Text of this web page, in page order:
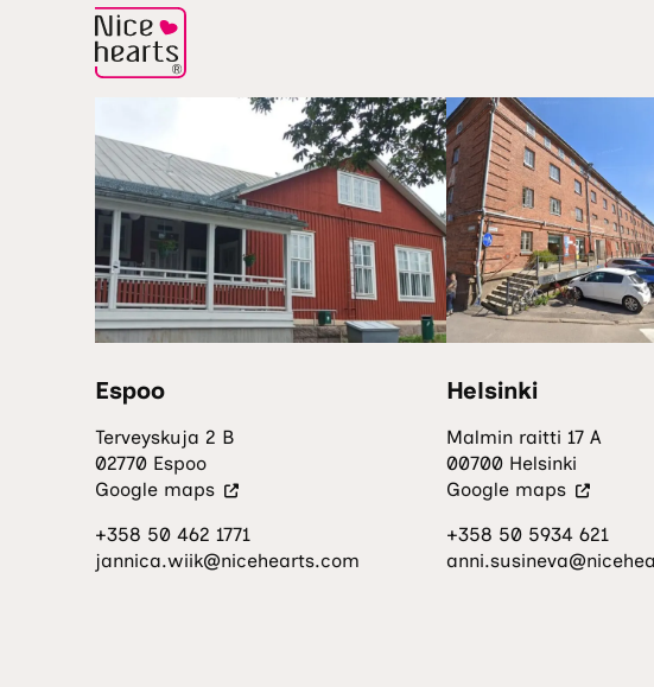
Espoo
Terveyskuja 2 B
02770 Espoo
Google maps(Vieraile
sivustolla.
Linkki
+358 50 462 1771
jannica.wiik@nicehearts.com
Helsinki
Malmin raitti 17 A
00700 Helsinki
Google maps(Vieraile
sivustolla.
Linkki
+358 50 5934 621